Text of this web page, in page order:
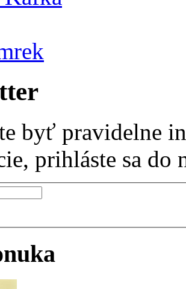
byť pravidelne
prihláste sa do